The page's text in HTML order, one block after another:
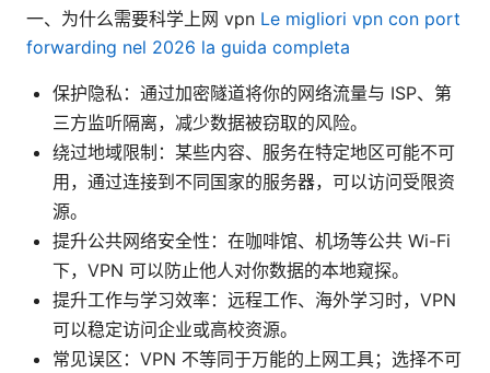
一、为什么需要科学上网 vpn Le migliori vpn con port
forwarding nel 2026 la guida completa
保护隐私：通过加密隧道将你的网络流量与 ISP、第
三方监听隔离，减少数据被窃取的风险。
绕过地域限制：某些内容、服务在特定地区可能不可
用，通过连接到不同国家的服务器，可以访问受限资
源。
提升公共网络安全性：在咖啡馆、机场等公共 Wi-Fi
下，VPN 可以防止他人对你数据的本地窥探。
提升工作与学习效率：远程工作、海外学习时，VPN
可以稳定访问企业或高校资源。
常见误区：VPN 不等同于万能的上网工具；选择不可